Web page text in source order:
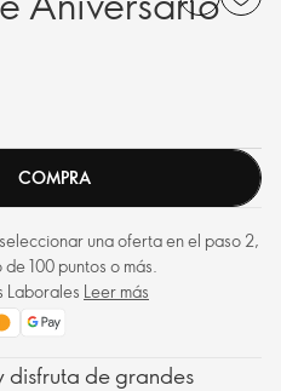
COMPRA
una oferta en el paso 2,
100 puntos o más.
Laborales Leer más
disfruta de grandes